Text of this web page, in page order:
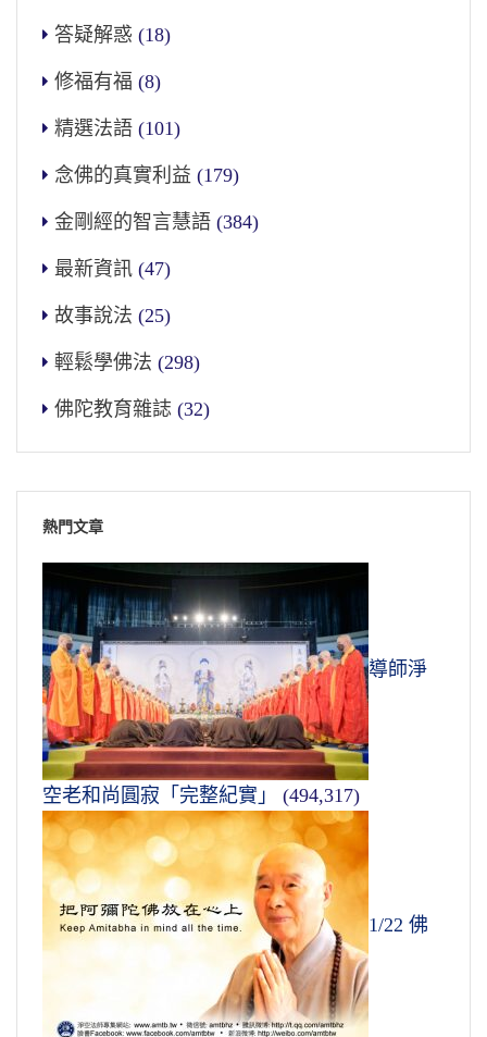
答疑解惑 (18)
修福有福 (8)
精選法語 (101)
念佛的真實利益 (179)
金剛經的智言慧語 (384)
最新資訊 (47)
故事說法 (25)
輕鬆學佛法 (298)
佛陀教育雜誌 (32)
熱門文章
導師淨
空老和尚圓寂「完整紀實」 (494,317)
1/22 佛